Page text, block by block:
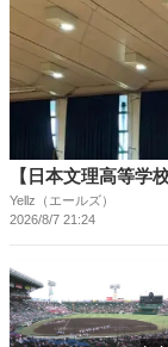
【日本文理高等学
Yellz（エールズ）
2026/8/7 21:24